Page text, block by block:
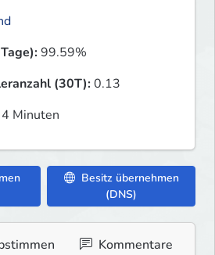
99.59%
(30T):0.13
Minuten
Besitz übernehmen
(DNS)
Kommentare